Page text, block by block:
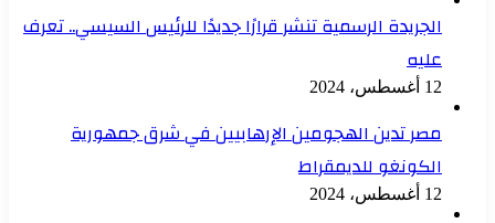
الجريدة الرسمية تنشر قرارًا جديدًا للرئيس السيسي.. تعرف
عليه
12 أغسطس، 2024
مصر تدين الهجومين الإرهابيين في شرق جمهورية
الكونغو للديمقراط
12 أغسطس، 2024